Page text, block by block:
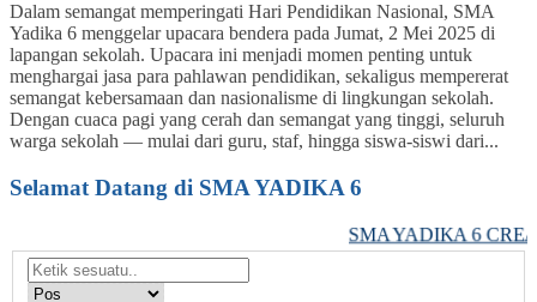
Dalam semangat memperingati Hari Pendidikan Nasional, SMA
Yadika 6 menggelar upacara bendera pada Jumat, 2 Mei 2025 di
lapangan sekolah. Upacara ini menjadi momen penting untuk
menghargai jasa para pahlawan pendidikan, sekaligus mempererat
semangat kebersamaan dan nasionalisme di lingkungan sekolah.
Dengan cuaca pagi yang cerah dan semangat yang tinggi, seluruh
warga sekolah — mulai dari guru, staf, hingga siswa-siswi dari...
Selamat Datang di SMA YADIKA 6
SMA YADIKA 6